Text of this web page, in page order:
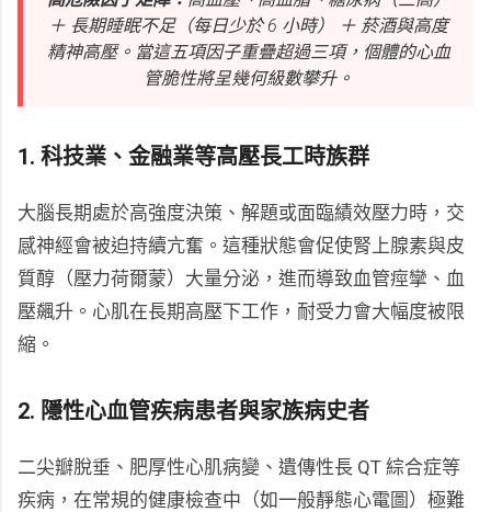
＋ 長期睡眠不足（每日少於 6 小時） ＋ 菸酒與高度
精神高壓。當這五項因子重疊超過三項，個體的心血
管脆性將呈幾何級數攀升。
1. 科技業、金融業等高壓長工時族群
大腦長期處於高強度決策、解題或面臨績效壓力時，交
感神經會被迫持續亢奮。這種狀態會促使腎上腺素與皮
質醇（壓力荷爾蒙）大量分泌，進而導致血管痙攣、血
壓飆升。心肌在長期高壓下工作，耐受力會大幅度被限
縮。
2. 隱性心血管疾病患者與家族病史者
二尖瓣脫垂、肥厚性心肌病變、遺傳性長 QT 綜合症等
疾病，在常規的健康檢查中（如一般靜態心電圖）極難